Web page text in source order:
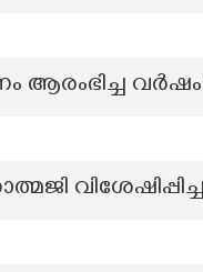
ആരംഭിച്ച